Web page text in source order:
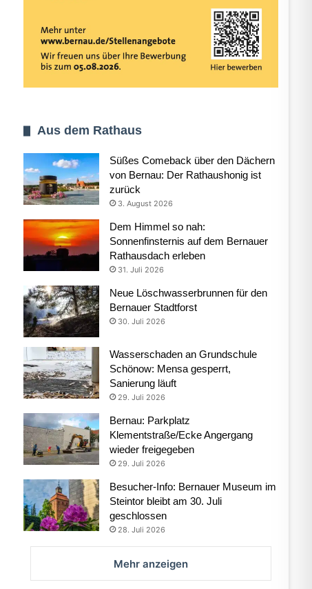
Aus dem Rathaus
Süßes Comeback über den Dächern
von Bernau: Der Rathaushonig ist
zurück
3. August 2026
Dem Himmel so nah:
Sonnenfinsternis auf dem Bernauer
Rathausdach erleben
31. Juli 2026
Neue Löschwasserbrunnen für den
Bernauer Stadtforst
30. Juli 2026
Wasserschaden an Grundschule
Schönow: Mensa gesperrt,
Sanierung läuft
29. Juli 2026
Bernau: Parkplatz
Klementstraße/Ecke Angergang
wieder freigegeben
29. Juli 2026
Besucher-Info: Bernauer Museum im
Steintor bleibt am 30. Juli
geschlossen
28. Juli 2026
Mehr anzeigen